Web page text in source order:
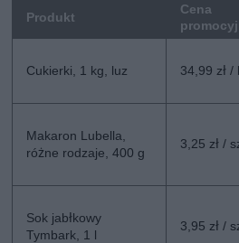
Produkt
Cena
Cukierki, 1 kg, luz 34,99 zł /
Makaron Lubella,
różne rodzaje, 400 g
3,25 zł /
Sok jabłkowy
Tymbark, 1 l
3,95 zł /